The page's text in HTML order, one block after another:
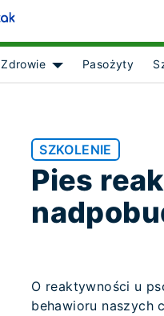
Zdrowie
Show submenu for
Pasożyty
SZKOLENIE
Pies
O reaktywności u
behawioru naszych